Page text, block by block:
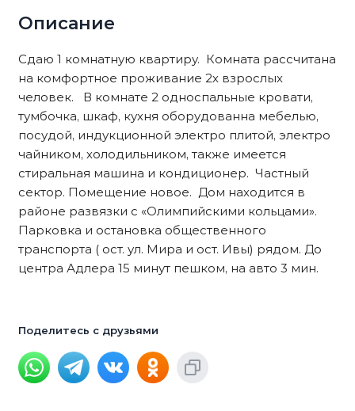
Описание
Сдаю 1 комнатную квартиру. Комната рассчитана
на комфортное проживание 2х взрослых
человек. В комнате 2 односпальные кровати,
тумбочка, шкаф, кухня оборудованна мебелью,
посудой, индукционной электро плитой, электро
чайником, холодильником, также имеется
стиральная машина и кондиционер. Частный
сектор. Помещение новое. Дом находится в
районе развязки с «Олимпийскими кольцами».
Парковка и остановка общественного
транспорта ( ост. ул. Мира и ост. Ивы) рядом. До
центра Адлера 15 минут пешком, на авто 3 мин.
Поделитесь с друзьями